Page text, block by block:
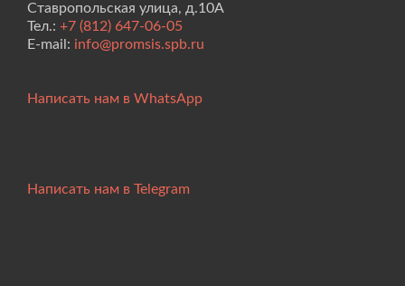
Ставропольская улица, д.10А
Тел.: +7 (812) 647-06-05
E-mail: info@promsis.spb.ru
Написать нам в WhatsApp
Написать нам в Telegram